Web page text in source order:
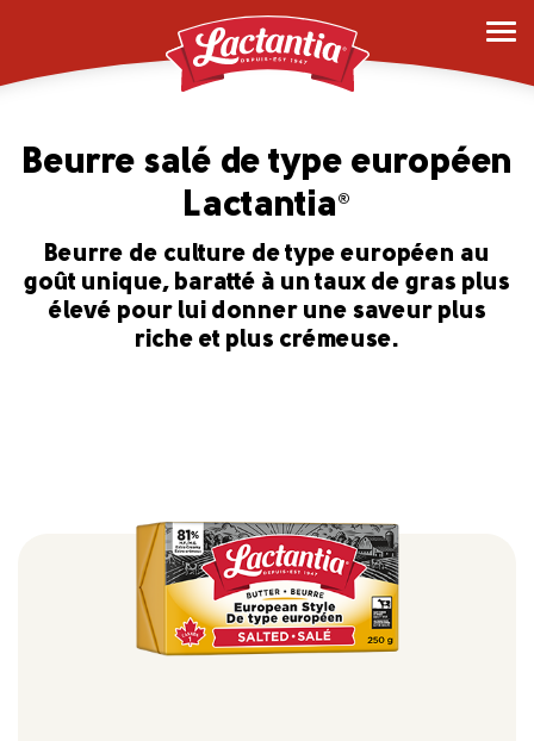
Beurre salé de type européen
Lactantia ®
Beurre de culture de type européen au
goût unique, baratté à un taux de gras plus
élevé pour lui donner une saveur plus
riche et plus crémeuse.